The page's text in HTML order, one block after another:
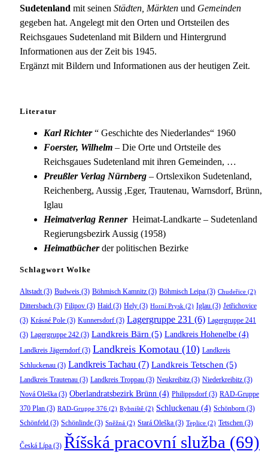
Teplitz
Sudetenland mit seinen Städten, Märkten und Gemeinden
gegeben hat. Angelegt mit den Orten und Ortsteilen des
Reichsgaues Sudetenland mit Bildern und Hintergrund
Informationen aus der Zeit bis 1945.
Ergänzt mit Bildern und Informationen aus der heutigen Zeit.
Literatur
Karl Richter“ Geschichte des Niederlandes“ 1960
Foerster, Wilhelm – Die Orte und Ortsteile des
Reichsgaues Sudetenland mit ihren Gemeinden, …
Preußler Verlag Nürnberg – Ortslexikon Sudetenland,
Reichenberg, Aussig ,Eger, Trautenau, Warnsdorf, Brünn,
Iglau
Heimatverlag Renner Heimat-Landkarte – Sudetenland
Regierungsbezirk Aussig (1958)
Heimatbücherder politischen Bezirke
Schlagwort Wolke
Altstadt(3) Budweis (3) Böhmisch Kamnitz (3) Böhmisch Leipa (3) Chudeřice (2)
Dittersbach (3) Filipov (3) Haid (3) Hely (3) Horní Prysk (2) Iglau (3) Jetřichovice
(3) Krásné Pole (3) Kunnersdorf (3) Lagergruppe 231 (6) Lagergruppe 241
(3) Lagergruppe 242 (3) Landkreis Bärn (5) Landkreis Hohenelbe (4)
Landkreis Jägerndorf (3) Landkreis Komotau (10) Landkreis
Schluckenau (3) Landkreis Tachau (7) Landkreis Tetschen (5)
Landkreis Trautenau (3) Landkreis Troppau (3) Neukreibitz (3) Niederkreibitz (3)
Nová Oleška (3) Oberlandratsbezirk Brünn (4) Philippsdorf (3) RAD-Gruppe
370 Plan (3) RAD-Gruppe 376 (2) Rybniště (2) Schluckenau (4) Schönborn (3)
Schönfeld (3) Schönlinde (3) Sněžná (2) Stará Oleška (3) Teplice (2) Tetschen (3)
Česká Lípa (3) Říšská pracovní služba (69)